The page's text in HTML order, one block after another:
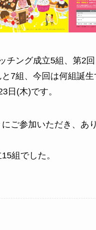
チング成立5組、第2
7組、今回は何組誕生
日(木)です。
ご参加いただき、あ
組でした。